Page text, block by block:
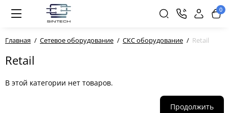
0
Главная Сетевое оборудование СКС оборудование Retail
Retail
В этой категории нет товаров.
Продолжить